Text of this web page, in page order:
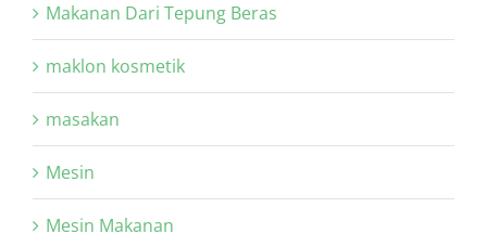
Makanan Dari Tepung Beras
maklon kosmetik
masakan
Mesin
Mesin Makanan